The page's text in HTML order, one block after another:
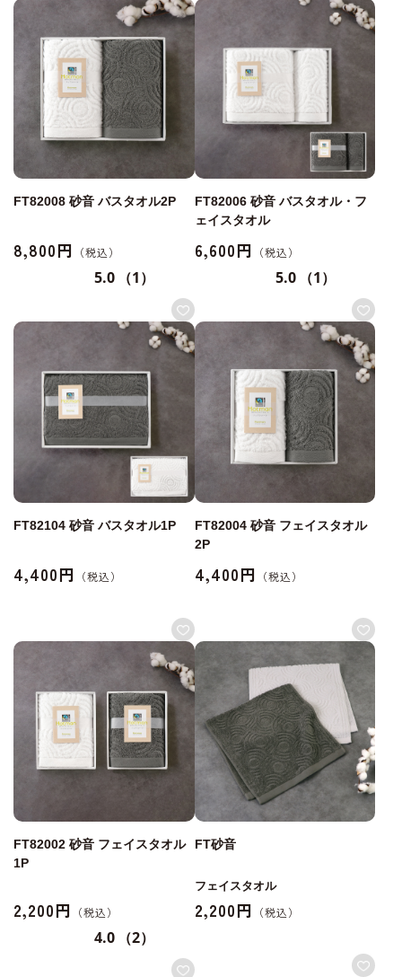
FT82008 砂音 バスタオル2P
8,800円
5.0 （1）
FT82006 砂音 バスタオル・フ
ェイスタオル
6,600円
5.0 （1）
FT82104 砂音 バスタオル1P
4,400円
FT82004 砂音 フェイスタオル
2P
4,400円
FT82002 砂音 フェイスタオル
1P
2,200円
4.0 （2）
FT砂音
フェイスタオル
2,200円